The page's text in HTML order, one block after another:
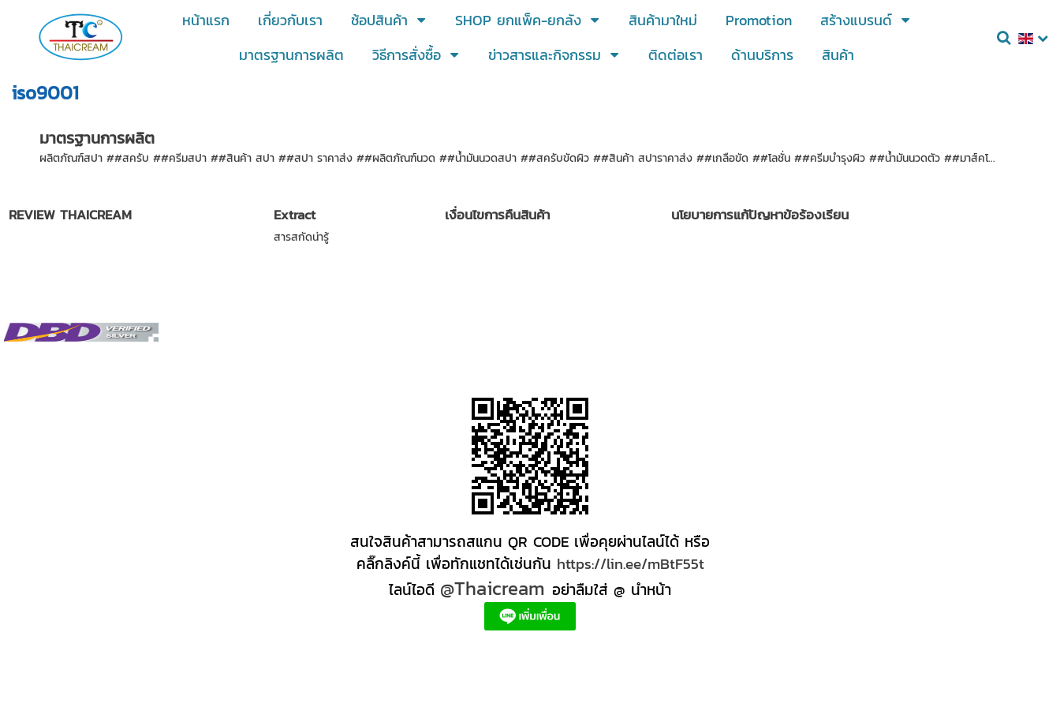
หน้าแรก เกี่ยวกับเรา ช้อปสินค้า SHOP ยกแพ็ค-ยกลัง สินค้ามาใหม่ Promotion
สร้างแบรนด์
มาตรฐานการผลิต
วิธีการสั่งซื้อ ข่าวสารและกิจกรรม ติดต่อเรา ด้านบริการ สินค้า
iso9001
มาตรฐานการผลิต
ผลิตภัณฑ์สปา ##สครับ ##ครีมสปา ##สินค้า สปา ##สปา ราคาส่ง ##ผลิตภัณฑ์นวด ##น้ำมันนวดสปา ##สครับขัดผิว ##สินค้า สปาราคาส่ง ##เกลือขัด ##โลชั่น ##ครีมบำรุงผิว ##น้ำมันนวดตัว ##มาส์คโ...
REVIEW THAICREAM Extract
สารสกัดน่ารู้
เงื่อนไขการคืนสินค้า นโยบายการแก้ปัญหาข้อร้องเรียน
สนใจสินค้าสามารถสแกน QR CODE เพื่อคุยผ่านไลน์ได้ หรือ
คลิ๊กลิงค์นี้ เพื่อทักแชทได้เช่นกัน https://lin.ee/mBtF55t
ไลน์ไอดี @Thaicream อย่าลืมใส่ @ นำหน้า